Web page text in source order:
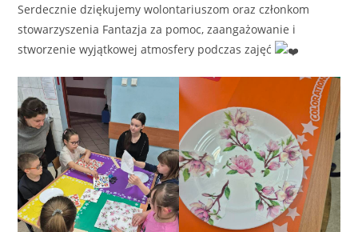
Serdecznie dziękujemy wolontariuszom oraz członkom
stowarzyszenia Fantazja za pomoc, zaangażowanie i
stworzenie wyjątkowej atmosfery podczas zajęć